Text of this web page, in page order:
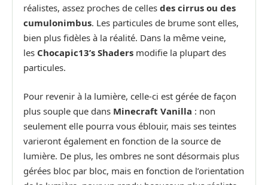
réalistes, assez proches de celles des cirrus ou des
cumulonimbus. Les particules de brume sont elles,
bien plus fidèles à la réalité. Dans la même veine,
les Chocapic13’s Shaders modifie la plupart des
particules.
Pour revenir à la lumière, celle-ci est gérée de façon
plus souple que dans Minecraft Vanilla : non
seulement elle pourra vous éblouir, mais ses teintes
varieront également en fonction de la source de
lumière. De plus, les ombres ne sont désormais plus
gérées bloc par bloc, mais en fonction de l’orientation